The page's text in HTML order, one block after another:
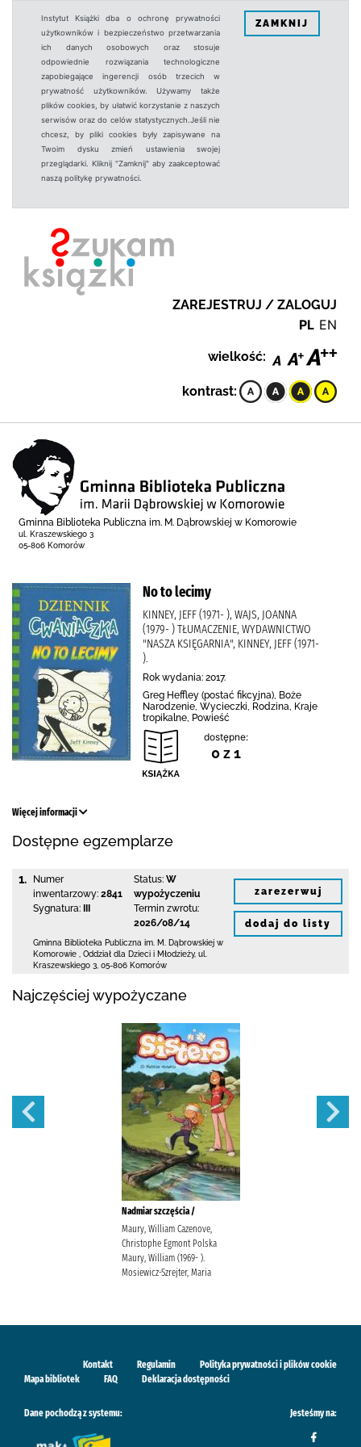
Instytut Książki dba o ochronę prywatności
użytkowników i bezpieczeństwo przetwarzania
ich danych osobowych oraz stosuje
odpowiednie rozwiązania technologiczne
zapobiegające ingerencji osób trzecich w
prywatność użytkowników. Używamy także
plików cookies, by ułatwić korzystanie z naszych
serwisów oraz do celów statystycznych.Jeśli nie
chcesz, by pliki cookies były zapisywane na
Twoim dysku zmień ustawienia swojej
przeglądarki. Kliknij "Zamknij" aby zaakceptować
naszą politykę prywatności.
ZAMKNIJ
ZAREJESTRUJ / ZALOGUJ
PL EN
wielkość:
kontrast:
Gminna Biblioteka Publiczna im. M. Dąbrowskiej w Komorowie
ul. Kraszewskiego 3
05-806 Komorów
No to lecimy
KINNEY, JEFF (1971- ), WAJS, JOANNA
(1979- ) TŁUMACZENIE, WYDAWNICTWO
"NASZA KSIĘGARNIA", KINNEY, JEFF (1971-
).
Rok wydania: 2017.
Greg Heffley (postać fikcyjna), Boże
Narodzenie, Wycieczki, Rodzina, Kraje
tropikalne, Powieść
dostępne:
0 z 1
Więcej informacji
Dostępne egzemplarze
1.
Numer
inwentarzowy: 2841
Sygnatura:
Status: W
wypożyczeniu
Termin zwrotu:
2026/08/14
Gminna Biblioteka Publiczna im. M. Dąbrowskiej w
Komorowie
Oddział dla Dzieci i Młodzieży, ul.
Kraszewskiego 3 05-806 Komorów
zarezerwuj
dodaj do listy
Najczęściej wypożyczane
Nadmiar szczęścia /
Maury, William Cazenove,
Christophe Egmont Polska
Maury, William (1969- ).
Mosiewicz-Szrejter, Maria
Kontakt Regulamin
Polityka prywatności i plików cookie
Mapa bibliotek
FAQ Deklaracja dostępności
Dane pochodzą z systemu: Jesteśmy na: